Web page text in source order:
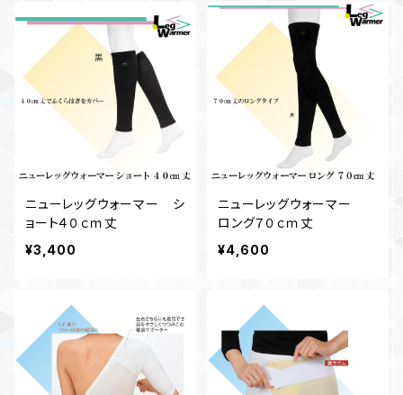
ニューレッグウォーマー シ
ョート４０ｃｍ丈
¥3,400
ニューレッグウォーマー
ロング７０ｃｍ丈
¥4,600